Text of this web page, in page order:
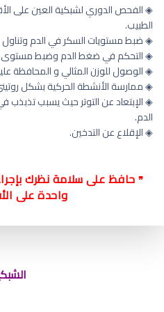
◈ الفحص الدوري لشبكية العين على
الطبيب.
◈ ضبط مستويات السكر في الدم
◈ التحكم في ضغط الدم وضبط مستوى
◈ الوصول للوزن المثالي و المحافظة
◈ ممارسة الأنشطة الحركية بشكل
◈ الإبتعاد عن التوتر حيث يسبب
الدم.
◈ الإقلاع عن التدخين.
❞حافظ على سلامة نظرك
واحدة على